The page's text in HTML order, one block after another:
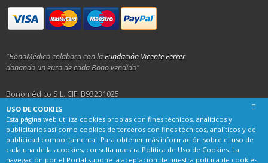
"BonoMédico colabora con laFundación Vicente Ferrer
donando un euro de cada Bono vendido"
Bonomédico S.L. CIF: B93231025
Calle Alemania 23, 29001 Málaga
USO DE COOKIES
Esta página web utiliza cookies propias con fines técnicos, analíticos y
publicitarios así como cookies de terceros con fines técnicos, analíticos y de
publicidad comportamental. Para obtener más información sobre el uso de
cada una de las cookies, consulta nuestra Política de Uso de Cookies. La
navegación por el Portal supone la aceptación de nuestra política de cookies.